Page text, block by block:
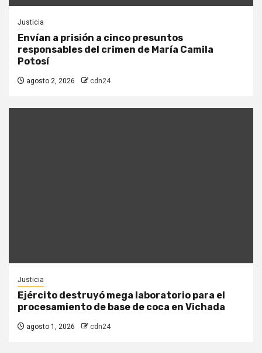
Justicia
Envían a prisión a cinco presuntos
responsables del crimen de María Camila
Potosí
agosto 2, 2026 cdn24
Justicia
Ejército destruyó mega laboratorio para el
procesamiento de base de coca en Vichada
agosto 1, 2026 cdn24